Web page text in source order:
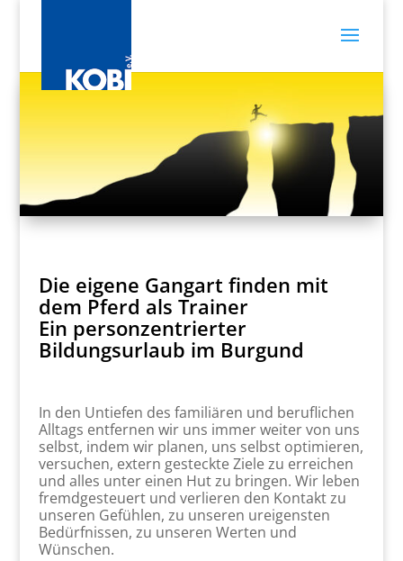
Die eigene Gangart finden mit
dem Pferd als Trainer
Ein personzentrierter
Bildungsurlaub im Burgund
In den Untiefen des familiären und beruflichen
Alltags entfernen wir uns immer weiter von uns
selbst, indem wir planen, uns selbst optimieren,
versuchen, extern gesteckte Ziele zu erreichen
und alles unter einen Hut zu bringen. Wir leben
fremdgesteuert und verlieren den Kontakt zu
unseren Gefühlen, zu unseren ureigensten
Bedürfnissen, zu unseren Werten und
Wünschen.